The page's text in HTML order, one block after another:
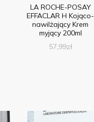
LA ROCHE-POSAY
EFFACLAR H Kojąco-
nawilżający Krem
myjący 200ml
57,99zł